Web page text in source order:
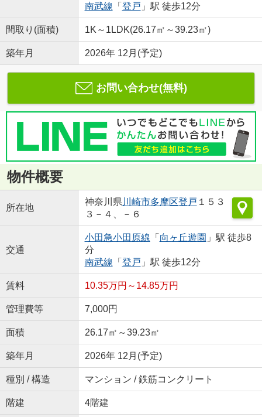
南武線 「 登戸 」駅 徒歩12分
間取り(面積) 1K～1LDK(26.17㎡～39.23㎡)
築年月 2026年 12月(予定)
お問い合わせ(無料)
物件概要
所在地
神奈川県 川崎市多摩区登戸 １５３
３－４、－６
交通
小田急小田原線 「 向ヶ丘遊園 」駅 徒歩8
分
南武線 「 登戸 」駅 徒歩12分
賃料 10.35万円～14.85万円
管理費等 7,000円
面積 26.17㎡～39.23㎡
築年月 2026年 12月(予定)
種別 / 構造 マンション / 鉄筋コンクリート
階建 4階建